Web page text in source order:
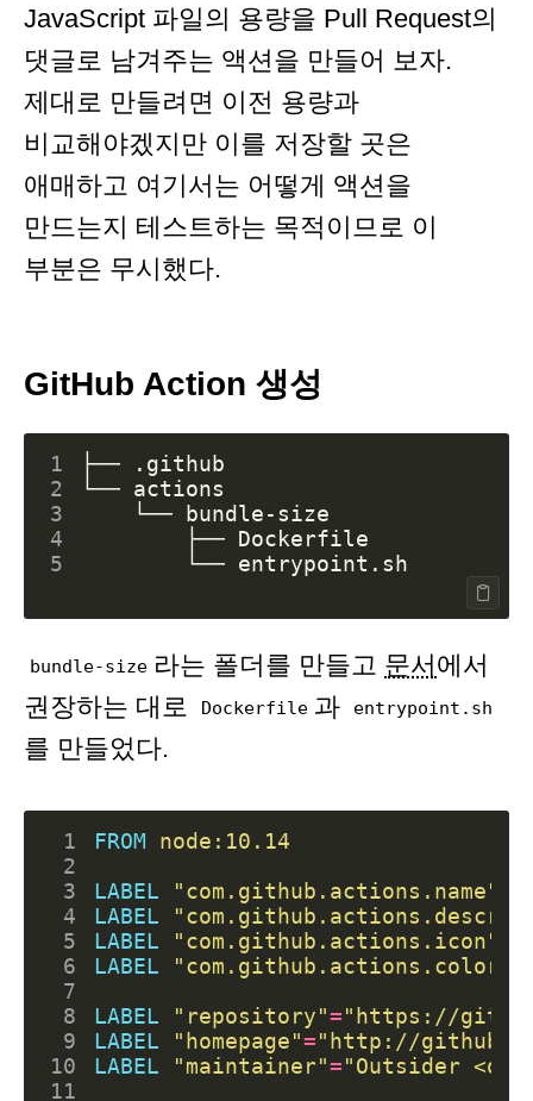
JavaScript 파일의 용량을 Pull Request의
댓글로 남겨주는 액션을 만들어 보자.
제대로 만들려면 이전 용량과
비교해야겠지만 이를 저장할 곳은
애매하고 여기서는 어떻게 액션을
만드는지 테스트하는 목적이므로 이
부분은 무시했다.
GitHub Action 생성
1
2
3
4
5
bundle-size 라는 폴더를 만들고 문서에서
권장하는 대로
Dockerfile 과 entrypoint.sh
를 만들었다.
1 FROM
node:10.14
2
3
LABEL "com.github.actions.name"
4
LABEL
5
LABEL "com.github.actions.icon"
6
LABEL "com.github.actions.color"
7
8
LABEL "repository"="https://
9
LABEL "homepage"="http://
10
LABEL "maintainer"="Outsider
11